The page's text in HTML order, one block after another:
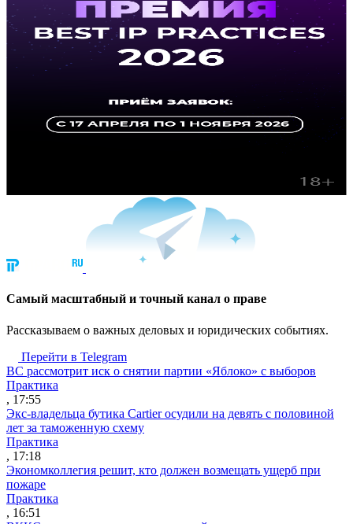
Cамый масштабный и точный канал о праве
Рассказываем о важных деловых и юридических событиях.
Перейти в Telegram
ВС рассмотрит иск о снятии партии «Яблоко» с выборов
Практика
, 17:55
Экс-владельца бутика Cartier осудили на девять с половиной
лет за таможенную схему
Практика
, 17:18
Экономколлегия решит, кто должен возмещать ущерб при
пожаре
Практика
, 16:51